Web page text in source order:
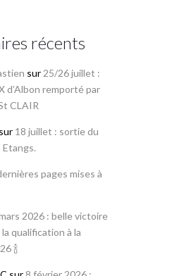
récents
sur 25/26 juillet :
d’Albon remporté par
CLAIR
sur 18 juillet : sortie du
Etangs.
pages mises à
2026 : belle victoire
qualification à la
🍾